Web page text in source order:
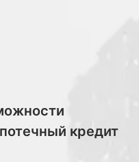
кредит